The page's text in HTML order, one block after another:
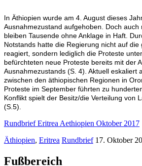
In Äthiopien wurde am 4. August dieses
Ausnahmezustand aufgehoben. Doch auch
bleiben Tausende ohne Anklage in Haft.
Notstands hatte die Regierung nicht auf
reagiert, sondern lediglich die Proteste
befürchteten neue Proteste bereits mit der
Ausnahmezustands (S. 4). Aktuell eskaliert
zwischen den äthiopischen Regionen in
Proteste im September führten zu
Konflikt spielt der Besitz/die Verteilung von
(S.5).
Rundbrief Eritrea Aethiopien Oktober 2017
Äthiopien, Eritrea Rundbrief 17. Oktober
Fußbereich